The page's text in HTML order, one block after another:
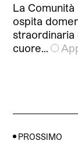
La
ospita
cuore…
PROSSIMO